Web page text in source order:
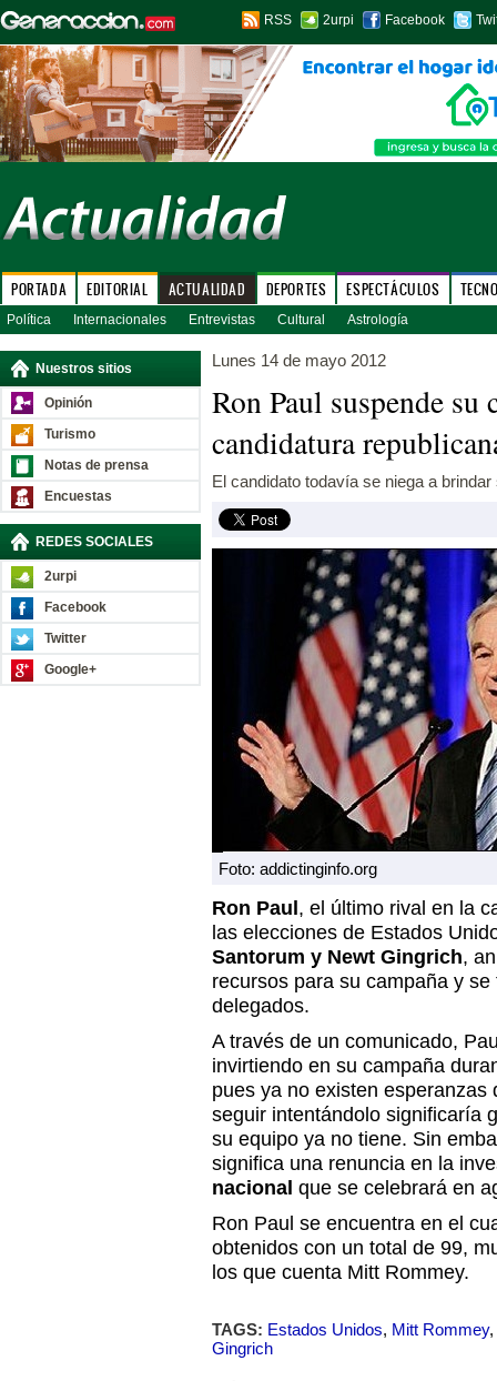
RSS 2urpi Facebook
PORTADA EDITORIAL ACTUALIDAD DEPORTES ESPECTÁCULOS
Política Internacionales Entrevistas Cultural Astrología
Nuestros sitios
Opinión
Turismo
Notas de prensa
Encuestas
REDES SOCIALES
2urpi
Facebook
Twitter
Google+
Lunes 14 de mayo 2012
Ron Paul suspende su
candidatura
El candidato todavía se niega a
Foto: addictinginfo.org
Ron Paul , el último rival en la
las elecciones de Estados
Santorum y Newt Gingrich,
recursos para su campaña y
delegados.
A través de un comunicado,
invirtiendo en su campaña
pues ya no existen esperanzas
seguir intentándolo significaría
su equipo ya no tiene. Sin
significa una renuncia en la
nacional que se celebrará en
Ron Paul se encuentra en el
obtenidos con un total de 99,
los que cuenta Mitt Rommey.
TAGS: Estados Unidos, Mitt Rommey,
Gingrich